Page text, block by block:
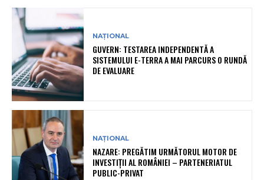
NAȚIONAL
GUVERN: TESTAREA INDEPENDENTĂ A
SISTEMULUI E-TERRA A MAI PARCURS O RUNDĂ
DE EVALUARE
NAȚIONAL
NAZARE: PREGĂTIM URMĂTORUL MOTOR DE
INVESTIȚII AL ROMÂNIEI – PARTENERIATUL
PUBLIC-PRIVAT